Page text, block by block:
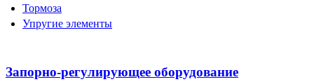
Тормоза
Упругие элементы
Запорно-регулирующее оборудование